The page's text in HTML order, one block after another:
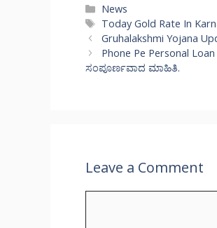
Categories
News
Tags
Today Gold Rate In
Gruhalakshmi Yojana
Phone Pe Personal
ಸಂಪೂರ್ಣವಾದ ಮಾಹಿತಿ.
Leave a Comment